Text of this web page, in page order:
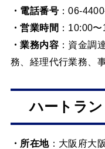
・電話番号：06-
・営業時間 ：10:00
・業務内容：資金調
務、経理代行業務、
ハートラ
・所在地：大阪府大